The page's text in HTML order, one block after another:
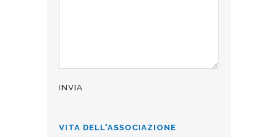
VITA DELL'ASSOCIAZIONE